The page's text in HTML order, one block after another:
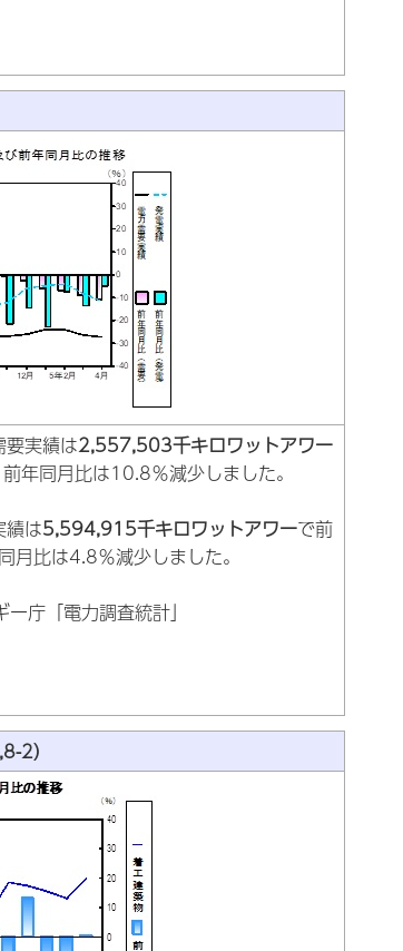
実績は2,557,503千キロワットアワー
年同月比は10.8％減少しました。
は5,594,915千キロワットアワーで前
月比は4.8％減少しました。
庁「電力調査統計」
2）